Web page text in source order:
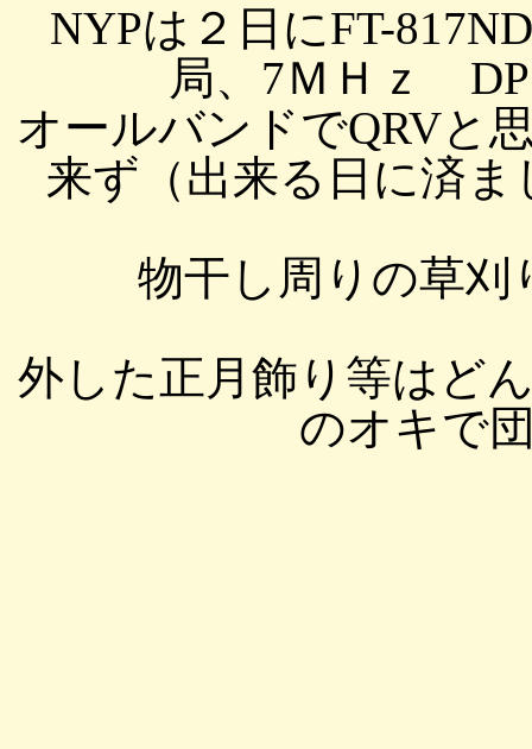
NYPは２日にFT-
局、7ＭＨｚ DP
オールバンドでQRVと
来ず（出来る日に済
物干し周りの草刈
外した正月飾り等はど
のオキで